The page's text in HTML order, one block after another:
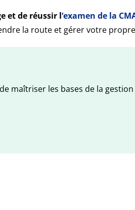
et de réussir l‘examen de la
la route et gérer votre
maîtriser les bases de la